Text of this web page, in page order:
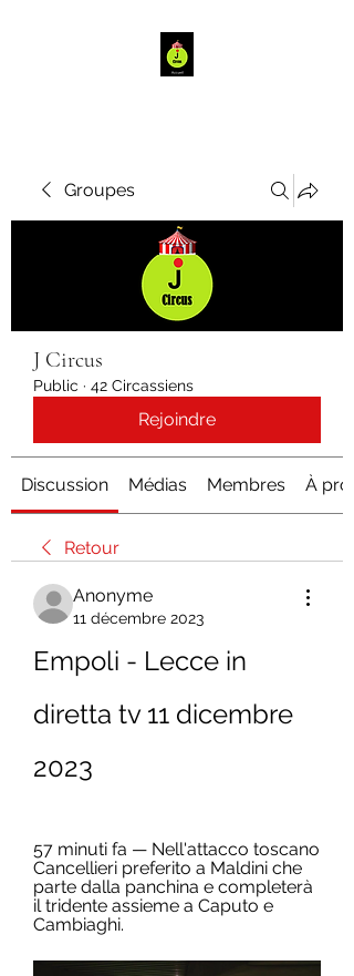
Groupes
J Circus
Public · 42 Circassiens
Rejoindre
Discussion Médias Membres À
Retour
Anonyme
11 décembre 2023
Empoli - Lecce in
diretta tv 11 dicembre
2023
57 minuti fa — Nell'attacco toscano
Cancellieri preferito a Maldini che
parte dalla panchina e completerà
il tridente assieme a Caputo e
Cambiaghi.